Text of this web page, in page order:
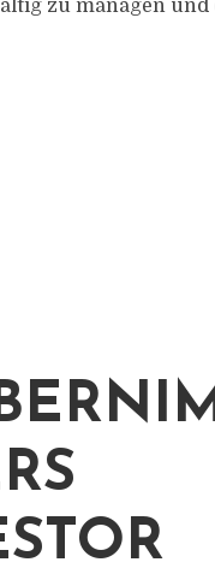
zu managen und